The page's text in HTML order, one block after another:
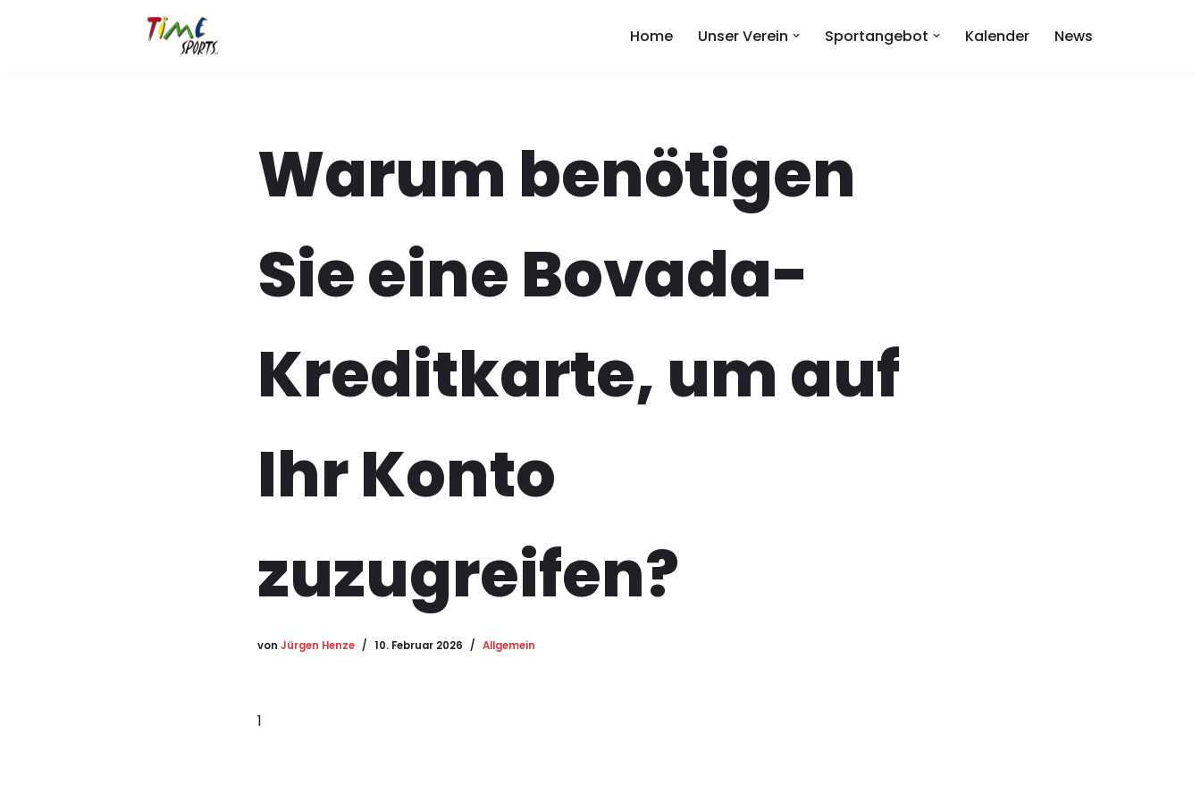
Home Unser Verein Sportangebot Kalender News
Warum benötigen
Sie eine Bovada-
Kreditkarte, um auf
Ihr Konto
zuzugreifen?
von Jürgen Henze 10. Februar 2026 Allgemein
1